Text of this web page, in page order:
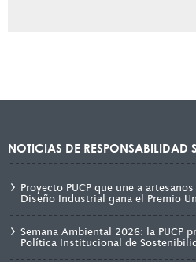
NOTICIAS DE RESPONSABILIDAD
Proyecto PUCP que une a
Diseño Industrial gana el Premio
Semana Ambiental 2026: la PUCP
Política Institucional de